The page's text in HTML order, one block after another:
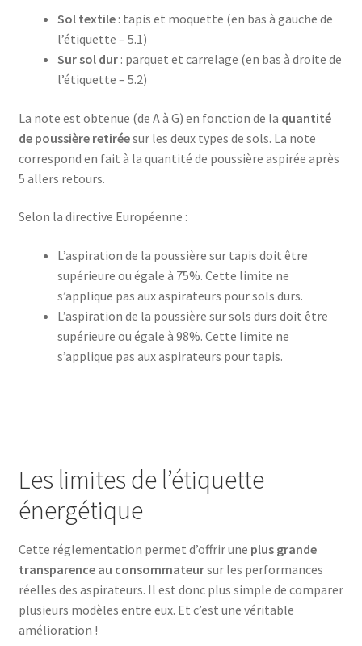
Bouteille a infuser 700 ML – 752073
Bouteille en plastique avec couvercle en acier inoxydable –
75224
Bouteille isotherme thermos -Thermoking 1L – 75297
Bouteille, tasse et cruche day
Brosse de toilette 38.1CM – 732681
Café Turc En Verre – 400ml – KCM-7514
Café turque – KCM-7510
Cafetière – KCM-7535 – 600 ml
Sol textile: tapis et moquette (en bas à gauche de
l’étiquette – 5.1)
Sur sol dur: parquet et carrelage (en bas à droite de
l’étiquette – 5.2)
La note est obtenue (de A à G) en fonction de la quantité
de poussière retiréesur les deux types de sols. La note
correspond en fait à la quantité de poussière aspirée après
5 allers retours.
Selon la directive Européenne :
L’aspiration de la poussière sur tapis doit être
supérieure ou égale à 75%. Cette limite ne
s’applique pas aux aspirateurs pour sols durs.
L’aspiration de la poussière sur sols durs doit être
supérieure ou égale à 98%. Cette limite ne
s’applique pas aux aspirateurs pour tapis.
Les limites de l’étiquette
énergétique
Cette réglementation permet d’offrir une plus grande
transparence au consommateursur les performances
réelles des aspirateurs. Il est donc plus simple de comparer
plusieurs modèles entre eux. Et c’est une véritable
amélioration !